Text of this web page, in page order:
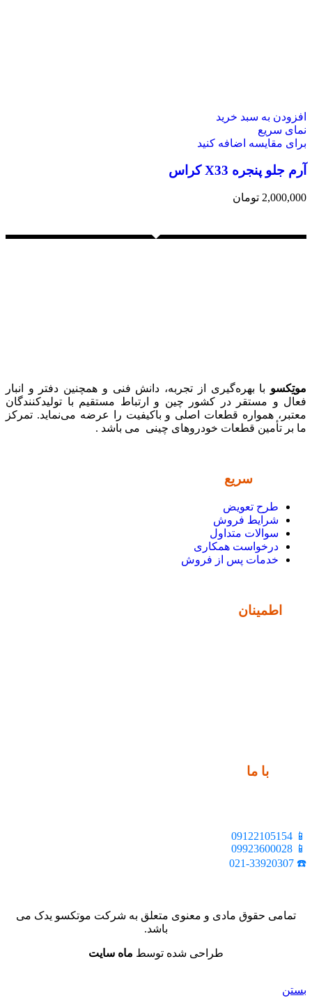
افزودن به سبد خرید
نمای سریع
برای مقایسه اضافه کنید
آرم جلو پنجره X33 کراس
2,000,000 تومان
موتِکسو با بهره‌گیری از تجربه، دانش فنی و همچنین دفتر و انبار
فعال و مستقر در کشور چین و ارتباط مستقیم با تولیدکنندگان
معتبر، همواره قطعات اصلی و باکیفیت را عرضه می‌نماید. تمرکز
ما بر تأمین قطعات خودروهای چینی می باشد .
سریع
طرح تعویض
شرایط فروش
سوالات متداول
درخواست همکاری
خدمات پس از فروش
اطمینان
با ما
📱 09122105154
📱 09923600028
☎️ 021-33920307
تمامی حقوق مادی و معنوی متعلق به شرکت موتکسو یدک می
باشد.
طراحی شده توسط ماه سایت
بستن